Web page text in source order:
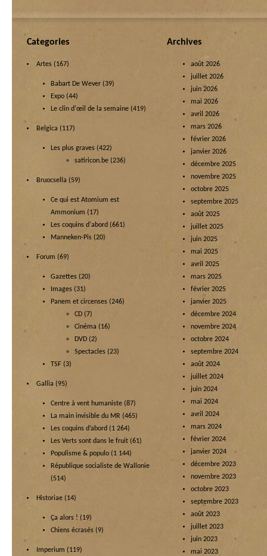
Categories
Artes (167)
Babart De Wever (39)
Expo (44)
Le clin d'œil de la semaine (419)
Belgica (117)
Les plus graves (422)
satiricon.be (236)
Bruocsella (59)
Ce qui est Atomium est
Ammonium (17)
Les coquins d'abord (661)
Manneken-Pis (20)
Forum (69)
Gazettes (20)
Images (31)
Panem et circenses (246)
CD (7)
Cinéma (16)
DVD (2)
Spectacles (23)
TSF (3)
Gallia (95)
Centre à vent humaniste (87)
La main invisible du MR (465)
Les coquins d’abord (1 264)
Les Verts sont dans le fruit (61)
Populisme & populo (1 144)
République socialiste de Wallonie
(514)
Historiae (14)
Ça alors ! (19)
Chiens écrasés (9)
Imperium (119)
Archives
août 2026
juillet 2026
juin 2026
mai 2026
avril 2026
mars 2026
février 2026
janvier 2026
décembre 2025
novembre 2025
octobre 2025
septembre 2025
août 2025
juillet 2025
juin 2025
mai 2025
avril 2025
mars 2025
février 2025
janvier 2025
décembre 2024
novembre 2024
octobre 2024
septembre 2024
août 2024
juillet 2024
juin 2024
mai 2024
avril 2024
mars 2024
février 2024
janvier 2024
décembre 2023
novembre 2023
octobre 2023
septembre 2023
août 2023
juillet 2023
juin 2023
mai 2023